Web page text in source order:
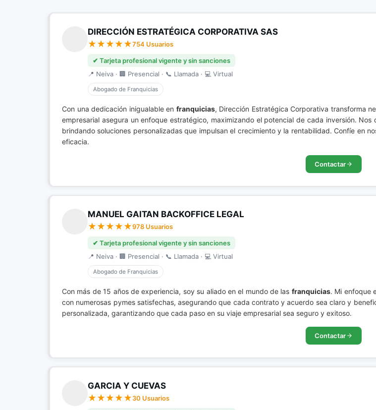
DIRECCIÓN ESTRATÉGICA CORPORATIVA SAS
754 Usuarios
✔ Tarjeta profesional vigente y sin sanciones
📍 Neiva · 🏢 Presencial · 📞 Llamada · 💻 Virtual
Abogado de Franquicias
Con una dedicación inigualable en franquicias, Dirección Estratégica Corporativa transforma
empresarial asegura un enfoque estratégico, maximizando el potencial de cada inversión.
brindando soluciones personalizadas que impulsan el crecimiento y la rentabilidad. Confíe en
eficacia.
Contactar
MANUEL GAITAN BACKOFFICE LEGAL
978 Usuarios
✔ Tarjeta profesional vigente y sin sanciones
📍 Neiva · 🏢 Presencial · 📞 Llamada · 💻 Virtual
Abogado de Franquicias
Con más de 15 años de experiencia, soy su aliado en el mundo de las franquicias. Mi enfoque
con numerosas pymes satisfechas, asegurando que cada contrato y acuerdo sea claro y
personalizada, garantizando que cada paso en su viaje empresarial sea seguro y exitoso.
Contactar
GARCIA Y CUEVAS
30 Usuarios